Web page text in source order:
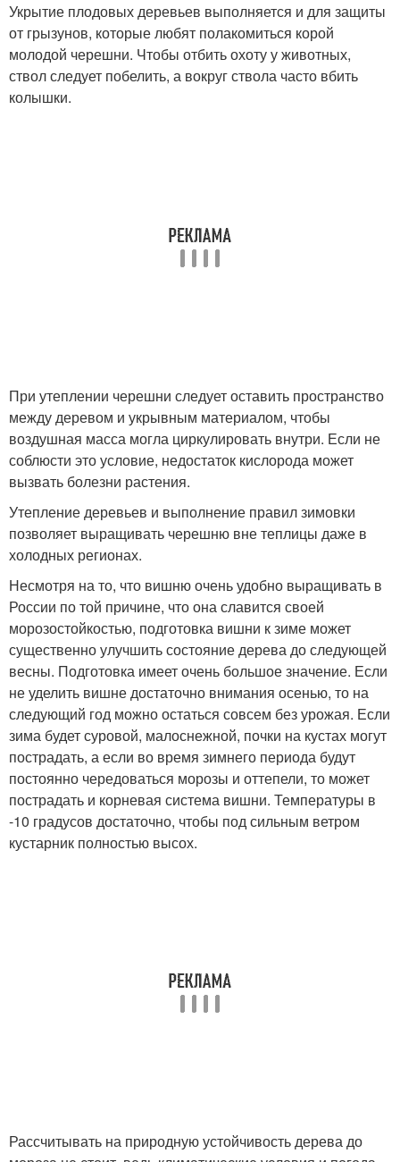
Укрытие плодовых деревьев выполняется и для защиты
от грызунов, которые любят полакомиться корой
молодой черешни. Чтобы отбить охоту у животных,
ствол следует побелить, а вокруг ствола часто вбить
колышки.
При утеплении черешни следует оставить пространство
между деревом и укрывным материалом, чтобы
воздушная масса могла циркулировать внутри. Если не
соблюсти это условие, недостаток кислорода может
вызвать болезни растения.
Утепление деревьев и выполнение правил зимовки
позволяет выращивать черешню вне теплицы даже в
холодных регионах.
Несмотря на то, что вишню очень удобно выращивать в
России по той причине, что она славится своей
морозостойкостью, подготовка вишни к зиме может
существенно улучшить состояние дерева до следующей
весны. Подготовка имеет очень большое значение. Если
не уделить вишне достаточно внимания осенью, то на
следующий год можно остаться совсем без урожая. Если
зима будет суровой, малоснежной, почки на кустах могут
пострадать, а если во время зимнего периода будут
постоянно чередоваться морозы и оттепели, то может
пострадать и корневая система вишни. Температуры в
-10 градусов достаточно, чтобы под сильным ветром
кустарник полностью высох.
Рассчитывать на природную устойчивость дерева до